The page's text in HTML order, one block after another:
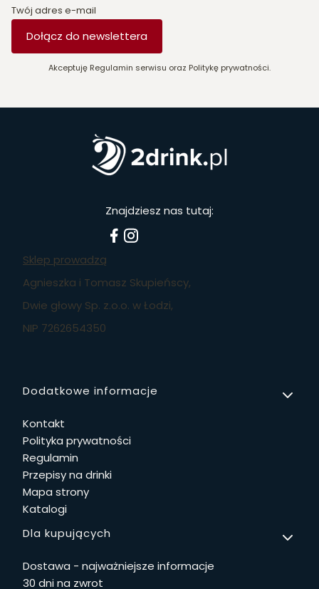
Twój adres e-mail
Dołącz do newslettera
Akceptuję Regulamin serwisu oraz Politykę prywatności.
Znajdziesz nas tutaj:
Sklep prowadzą
Agnieszka i Tomasz Skupieńscy,
Dwie głowy Sp. z.o.o. w Łodzi,
NIP 7262654350
Linki w stopce
Dodatkowe informacje
Kontakt
Polityka prywatności
Regulamin
Przepisy na drinki
Mapa strony
Katalogi
Dla kupujących
Dostawa - najważniejsze informacje
30 dni na zwrot